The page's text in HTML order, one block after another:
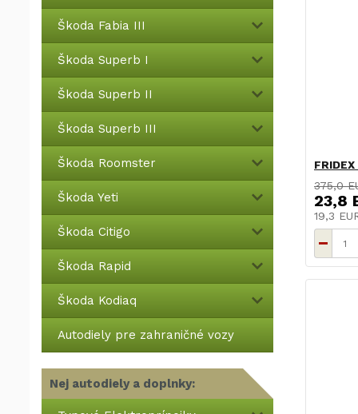
Škoda Fabia III
Škoda Superb I
Škoda Superb II
Škoda Superb III
Škoda Roomster
Škoda Yeti
Škoda Citigo
Škoda Rapid
Škoda Kodiaq
Autodiely pre zahraničné vozy
Nej autodiely a doplnky:
375,0
23,8
19,3